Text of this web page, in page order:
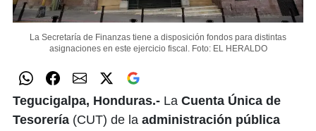
La Secretaría de Finanzas tiene a disposición fondos para distintas
asignaciones en este ejercicio fiscal. Foto: EL HERALDO
Tegucigalpa, Honduras.- La Cuenta Única de
Tesorería (CUT) de la administración pública